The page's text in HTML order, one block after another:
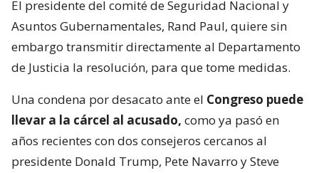
El presidente del comité de Seguridad Nacional y
Asuntos Gubernamentales, Rand Paul, quiere sin
embargo transmitir directamente al Departamento
de Justicia la resolución, para que tome medidas.
Una condena por desacato ante el Congreso puede
llevar a la cárcel al acusado, como ya pasó en
años recientes con dos consejeros cercanos al
presidente Donald Trump, Pete Navarro y Steve